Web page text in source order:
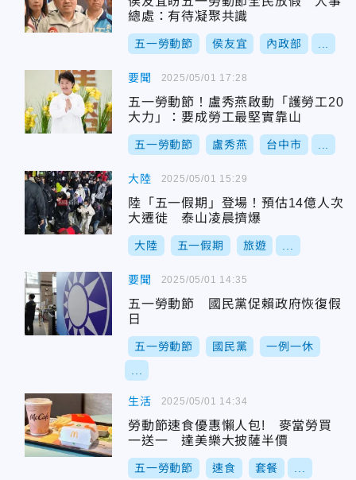
總處：有待凝聚共識
五一勞動節 侯友宜 內政部
要聞
五一勞動節！盧秀燕啟動「護勞工20
大力」：要成勞工最堅實靠山
五一勞動節 盧秀燕 台中市
2025/05/01 17:28
大陸
陸「五一假期」登場！預估14億人次
大遷徙 泰山凌晨擠爆
大陸 五一假期 旅遊
2025/05/01 15:29
要聞
五一勞動節 國民黨促賴政府恢復假
日
五一勞動節 國民黨 一例一休
2025/05/01 14:35
生活
勞動節速食優惠懶人包! 麥當勞買
一送一 達美樂大披薩半價
五一勞動節 速食 套餐
2025/05/01 14:34